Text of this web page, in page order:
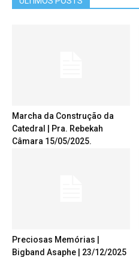
Marcha da Construção da
Catedral | Pra. Rebekah
Câmara 15/05/2025.
Preciosas Memórias |
Bigband Asaphe | 23/12/2025